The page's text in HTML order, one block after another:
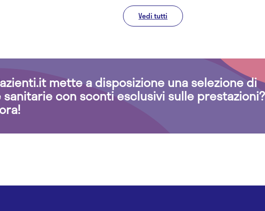
Vedi tutti
mette a disposizione una selezione di
con sconti esclusivi sulle prestazioni?